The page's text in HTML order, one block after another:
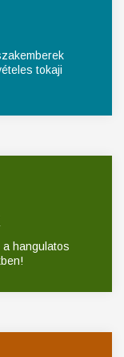
tokaji
hangulatos